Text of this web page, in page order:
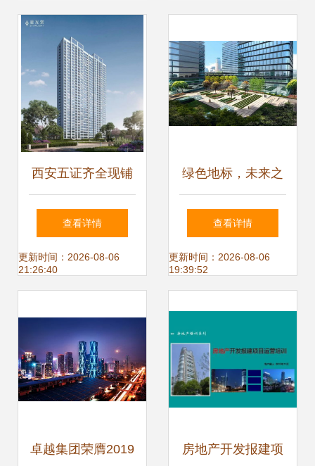
西安五证齐全现铺
坐享潜力区位，品
质现房即买即收益
查看详情
更新时间：2026-08-06
21:26:40
绿色地标，未来之
窗——无锡节能环
保大厦深度解析
查看详情
更新时间：2026-08-06
19:39:52
卓越集团荣膺2019 房地产开发报建项